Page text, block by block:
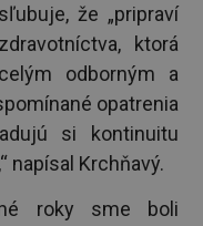
že „pripraví
ktorá
odborným a
opatrenia
si kontinuitu
napísal Krchňavý.
roky sme boli